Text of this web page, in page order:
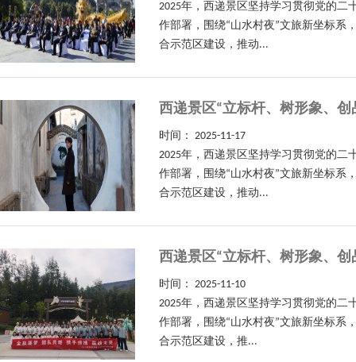
2025年，西递景区坚持学习贯彻党的
作部署，围绕“山水村夜”文旅新坐标系
合示范区建设，推动...
西递景区“立标杆、树形象、
时间： 2025-11-17
2025年，西递景区坚持学习贯彻党的
作部署，围绕“山水村夜”文旅新坐标系
合示范区建设，推动...
西递景区“立标杆、树形象、
时间： 2025-11-10
2025年，西递景区坚持学习贯彻党的
作部署，围绕“山水村夜”文旅新坐标系
合示范区建设，推...